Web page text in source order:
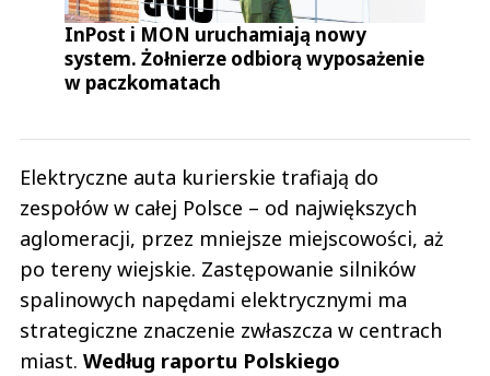
InPost i MON uruchamiają nowy
system. Żołnierze odbiorą wyposażenie
w paczkomatach
Elektryczne auta kurierskie trafiają do
zespołów w całej Polsce – od największych
aglomeracji, przez mniejsze miejscowości, aż
po tereny wiejskie. Zastępowanie silników
spalinowych napędami elektrycznymi ma
strategiczne znaczenie zwłaszcza w centrach
miast. Według raportu Polskiego